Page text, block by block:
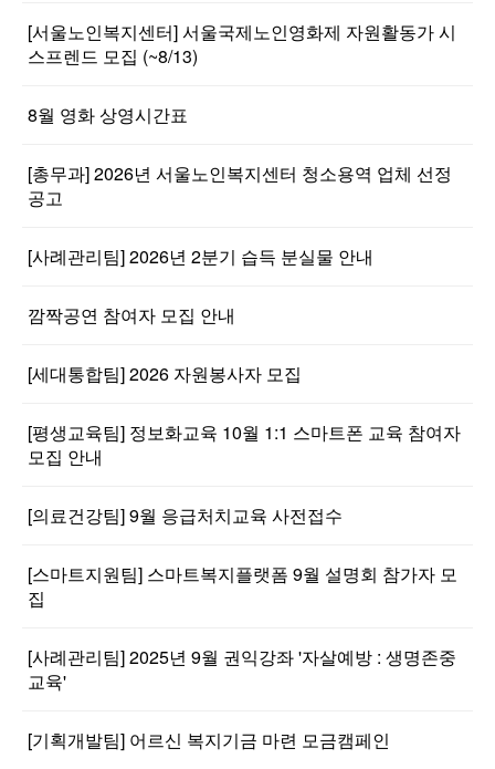
[서울노인복지센터] 서울국제노인영화제 자원활동가 시
스프렌드 모집 (~8/13)
8월 영화 상영시간표
[총무과] 2026년 서울노인복지센터 청소용역 업체 선정
공고
[사례관리팀] 2026년 2분기 습득 분실물 안내
깜짝공연 참여자 모집 안내
[세대통합팀] 2026 자원봉사자 모집
[평생교육팀] 정보화교육 10월 1:1 스마트폰 교육 참여자
모집 안내
[의료건강팀] 9월 응급처치교육 사전접수
[스마트지원팀] 스마트복지플랫폼 9월 설명회 참가자 모
집
[사례관리팀] 2025년 9월 권익강좌 '자살예방 : 생명존중
교육'
[기획개발팀] 어르신 복지기금 마련 모금캠페인